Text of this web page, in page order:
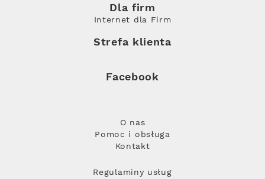
Dla firm
Internet dla Firm
Strefa klienta
Facebook
O nas
Pomoc i obsługa
Kontakt
Regulaminy usług